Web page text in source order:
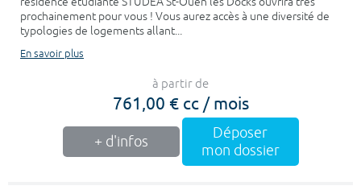
prochainement pour vous ! Vous aurez accès à une diversité de
typologies de logements allant...
En savoir plus
à partir de
761,00 € cc / mois
+ d'infos
Déposer
mon dossier